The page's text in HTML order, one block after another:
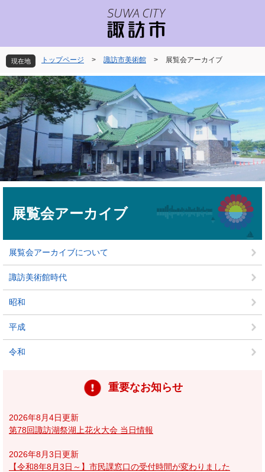
先
頭
で
す
。
を
飛
ば
し
て
本
文
へ
現在地 トップページ > 諏訪市美術館 > 展覧会アーカイブ
展覧会アーカイブ
展覧会アーカイブについて
諏訪美術館時代
昭和
平成
令和
重要なお知らせ
2026年8月4日更新
第78回諏訪湖祭湖上花火大会 当日情報
2026年8月3日更新
【令和8年8月3日～】市民課窓口の受付時間が変わりました